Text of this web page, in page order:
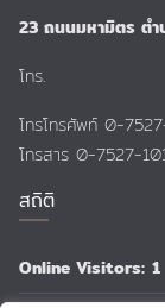
23 ถนนมหามิตร ต
โทร.
โทรโทรศัพท์ 0-
โทรสาร 0-7527-
สถิติ
Online Visitors: 1